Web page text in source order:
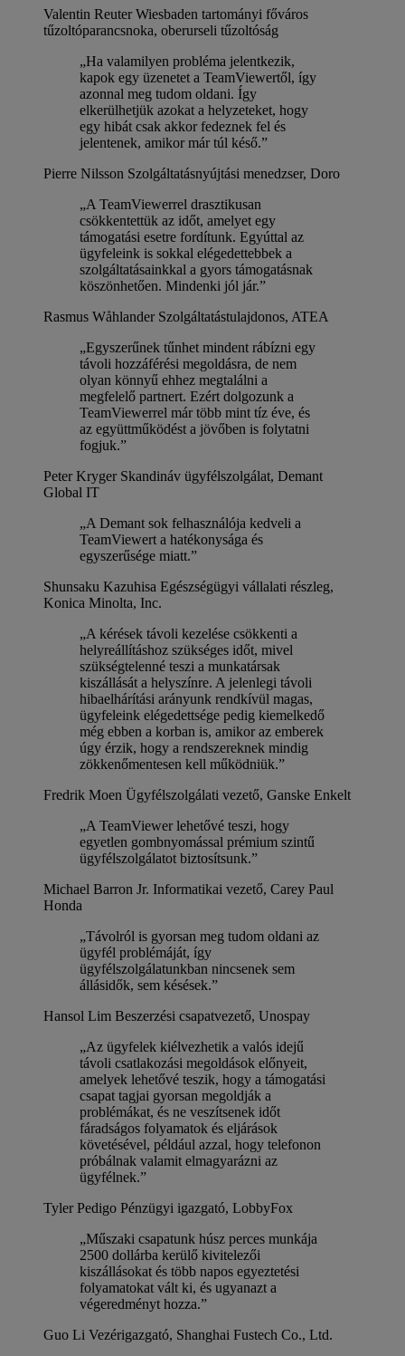
Valentin Reuter Wiesbaden tartományi főváros
tűzoltóparancsnoka, oberurseli tűzoltóság
„Ha valamilyen probléma jelentkezik,
kapok egy üzenetet a TeamViewertől, így
azonnal meg tudom oldani. Így
elkerülhetjük azokat a helyzeteket, hogy
egy hibát csak akkor fedeznek fel és
jelentenek, amikor már túl késő.”
Pierre Nilsson Szolgáltatásnyújtási menedzser, Doro
„A TeamViewerrel drasztikusan
csökkentettük az időt, amelyet egy
támogatási esetre fordítunk. Egyúttal az
ügyfeleink is sokkal elégedettebbek a
szolgáltatásainkkal a gyors támogatásnak
köszönhetően. Mindenki jól jár.”
Rasmus Wåhlander Szolgáltatástulajdonos, ATEA
„Egyszerűnek tűnhet mindent rábízni egy
távoli hozzáférési megoldásra, de nem
olyan könnyű ehhez megtalálni a
megfelelő partnert. Ezért dolgozunk a
TeamViewerrel már több mint tíz éve, és
az együttműködést a jövőben is folytatni
fogjuk.”
Peter Kryger Skandináv ügyfélszolgálat, Demant
Global IT
„A Demant sok felhasználója kedveli a
TeamViewert a hatékonysága és
egyszerűsége miatt.”
Shunsaku Kazuhisa Egészségügyi vállalati részleg,
Konica Minolta, Inc.
„A kérések távoli kezelése csökkenti a
helyreállításhoz szükséges időt, mivel
szükségtelenné teszi a munkatársak
kiszállását a helyszínre. A jelenlegi távoli
hibaelhárítási arányunk rendkívül magas,
ügyfeleink elégedettsége pedig kiemelkedő
még ebben a korban is, amikor az emberek
úgy érzik, hogy a rendszereknek mindig
zökkenőmentesen kell működniük.”
Fredrik Moen Ügyfélszolgálati vezető, Ganske Enkelt
„A TeamViewer lehetővé teszi, hogy
egyetlen gombnyomással prémium szintű
ügyfélszolgálatot biztosítsunk.”
Michael Barron Jr. Informatikai vezető, Carey Paul
Honda
„Távolról is gyorsan meg tudom oldani az
ügyfél problémáját, így
ügyfélszolgálatunkban nincsenek sem
állásidők, sem késések.”
Hansol Lim Beszerzési csapatvezető, Unospay
„Az ügyfelek kiélvezhetik a valós idejű
távoli csatlakozási megoldások előnyeit,
amelyek lehetővé teszik, hogy a támogatási
csapat tagjai gyorsan megoldják a
problémákat, és ne veszítsenek időt
fáradságos folyamatok és eljárások
követésével, például azzal, hogy telefonon
próbálnak valamit elmagyarázni az
ügyfélnek.”
Tyler Pedigo Pénzügyi igazgató, LobbyFox
„Műszaki csapatunk húsz perces munkája
2500 dollárba kerülő kivitelezői
kiszállásokat és több napos egyeztetési
folyamatokat vált ki, és ugyanazt a
végeredményt hozza.”
Guo Li Vezérigazgató, Shanghai Fustech Co., Ltd.